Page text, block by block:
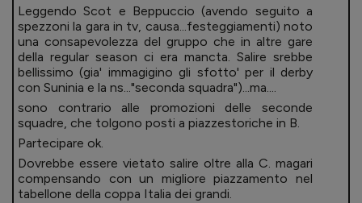
Leggendo Scot e Beppuccio (avendo seguito a
spezzoni la gara in tv, causa...festeggiamenti) noto
una consapevolezza del gruppo che in altre gare
della regular season ci era mancta. Salire srebbe
bellissimo (gia' immagigino gli sfotto' per il derby
con Suninia e la ns..."seconda squadra")...ma....
sono contrario alle promozioni delle seconde
squadre, che tolgono posti a piazzestoriche in B.
Partecipare ok.
Dovrebbe essere vietato salire oltre alla C. magari
compensando con un migliore piazzamento nel
tabellone della coppa Italia dei grandi.